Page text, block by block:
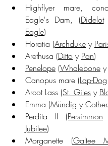
Highflyer mare,
Eagle's Dam, (Didelot
Eagle)
Horatia (Archduke y
Arethusa (Ditto y Pan)
Penelope (Whalebone y
Canopus mare (Lap-Dog
Arcot Lass (St. Giles y
Emma (Mündig y
Perdita II (Persimmon
Jubilee)
Morganette (Galtee